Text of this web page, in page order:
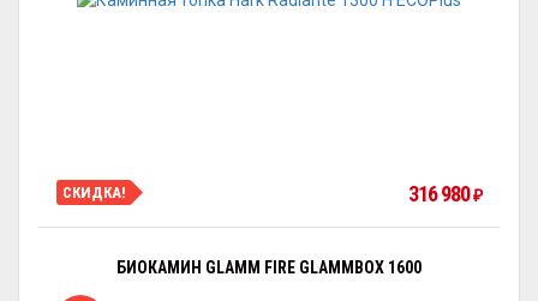
СКИДКА! 316 980₽
БИОКАМИН GLAMM FIRE GLAMMBOX 1600